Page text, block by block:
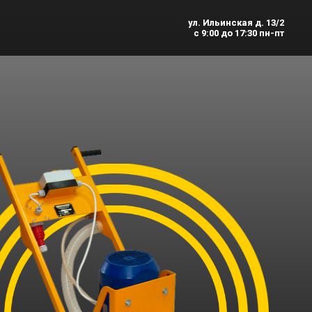
ул. Ильинская д. 13/2
с 9:00 до 17:30 пн-пт
ул. Ильинская д. 13/2
с 9:00 до 17:30 пн-пт